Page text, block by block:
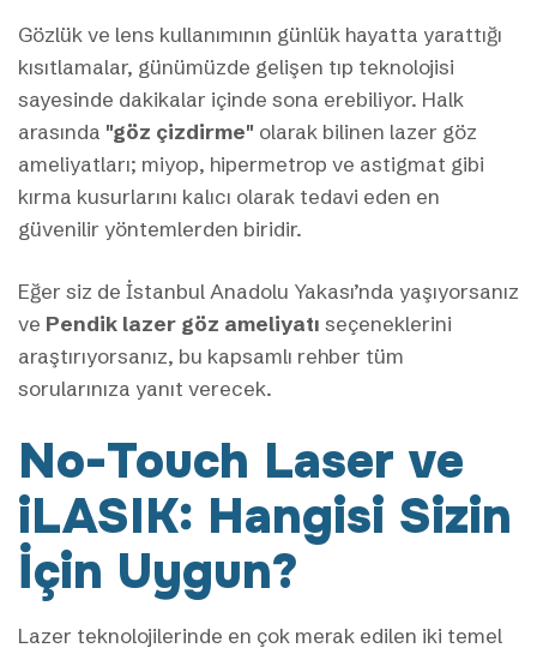
Gözlük ve lens kullanımının günlük hayatta yarattığı
kısıtlamalar, günümüzde gelişen tıp teknolojisi
sayesinde dakikalar içinde sona erebiliyor. Halk
arasında "göz çizdirme" olarak bilinen lazer göz
ameliyatları; miyop, hipermetrop ve astigmat gibi
kırma kusurlarını kalıcı olarak tedavi eden en
güvenilir yöntemlerden biridir.
Eğer siz de İstanbul Anadolu Yakası’nda yaşıyorsanız
ve Pendik lazer göz ameliyatı seçeneklerini
araştırıyorsanız, bu kapsamlı rehber tüm
sorularınıza yanıt verecek.
No-Touch Laser ve
iLASIK: Hangisi Sizin
İçin Uygun?
Lazer teknolojilerinde en çok merak edilen iki temel